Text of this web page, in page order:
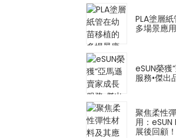
PLA塗層
多場景應用
eSUN榮獲
服務•傑出
聚焦柔性
用：
展後回顧！